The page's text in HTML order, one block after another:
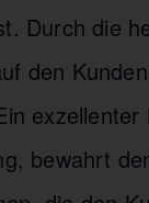
Durch die
den
bewahrt